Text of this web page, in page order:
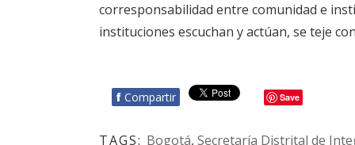
corresponsabilidad entre comunidad e
instituciones escuchan y actúan, se teje
f Compartir Save
TAGS: Bogotá, Secretaría Distrital de